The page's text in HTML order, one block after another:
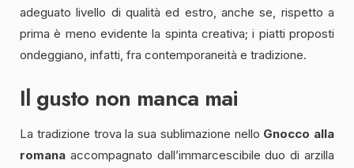
adeguato livello di qualità ed estro, anche se, rispetto a
prima è meno evidente la spinta creativa; i piatti proposti
ondeggiano, infatti, fra contemporaneità e tradizione.
Il gusto non manca mai
La tradizione trova la sua sublimazione nello Gnocco alla
romana accompagnato dall’immarcescibile duo di arzilla